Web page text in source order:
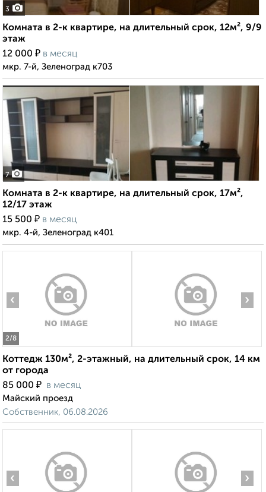
3
Комната в 2-к квартире, на длительный срок, 12м², 9/9
этаж
12 000 ₽ в месяц
мкр. 7-й, Зеленоград к703
7
Комната в 2-к квартире, на длительный срок, 17м²,
12/17 этаж
15 500 ₽ в месяц
мкр. 4-й, Зеленоград к401
2/8
‹ ›
Коттедж 130м², 2-этажный, на длительный срок, 14 км
от города
85 000 ₽ в месяц
Майский проезд
Собственник, 06.08.2026
‹ ›